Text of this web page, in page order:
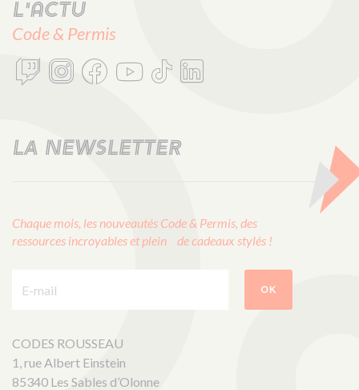
L'actu
Code & Permis
LA NEWSLETTER
Chaque mois, les nouveautés Code & Permis, des
ressources incroyables et plein de cadeaux stylés !
OK
CODES ROUSSEAU
1, rue Albert Einstein
85340 Les Sables d’Olonne